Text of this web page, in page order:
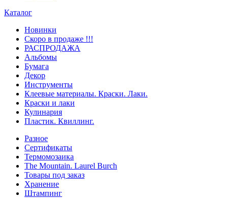
Каталог
Новинки
Скоро в продаже !!!
РАСПРОДАЖА
Альбомы
Бумага
Декор
Инструменты
Клеевые материалы. Краски. Лаки.
Краски и лаки
Кулинария
Пластик. Квиллинг.
Разное
Сертификаты
Термомозаика
The Mountain. Laurel Burch
Товары под заказ
Хранение
Штампинг